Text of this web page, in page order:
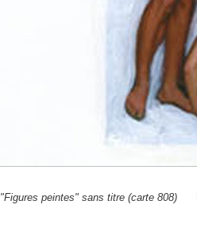
"Figures peintes" sans titre (carte 808)